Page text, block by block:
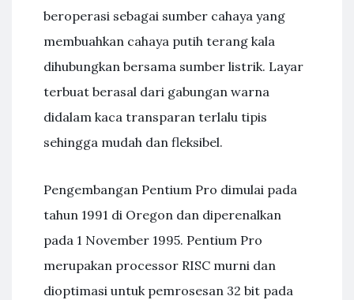
beroperasi sebagai sumber cahaya yang
membuahkan cahaya putih terang kala
dihubungkan bersama sumber listrik. Layar
terbuat berasal dari gabungan warna
didalam kaca transparan terlalu tipis
sehingga mudah dan fleksibel.
Pengembangan Pentium Pro dimulai pada
tahun 1991 di Oregon dan diperenalkan
pada 1 November 1995. Pentium Pro
merupakan processor RISC murni dan
dioptimasi untuk pemrosesan 32 bit pada